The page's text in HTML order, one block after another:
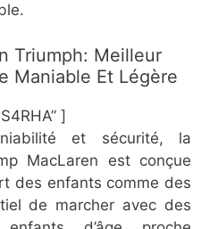
Triumph: Meilleur
Maniable Et Légère
]
et sécurité, la
MacLaren est conçue
des enfants comme des
de marcher avec des